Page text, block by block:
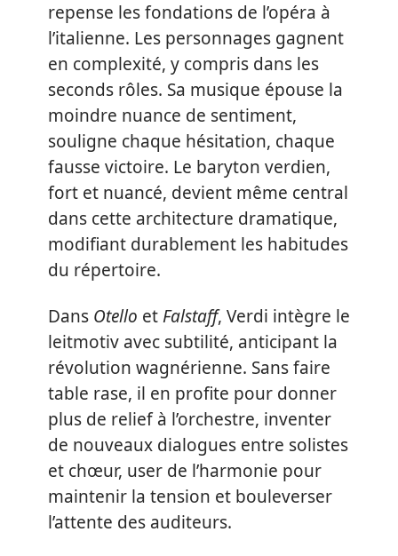
repense les fondations de l’opéra à
l’italienne. Les personnages gagnent
en complexité, y compris dans les
seconds rôles. Sa musique épouse la
moindre nuance de sentiment,
souligne chaque hésitation, chaque
fausse victoire. Le baryton verdien,
fort et nuancé, devient même central
dans cette architecture dramatique,
modifiant durablement les habitudes
du répertoire.
Dans Otello etFalstaff, Verdi intègre le
leitmotiv avec subtilité, anticipant la
révolution wagnérienne. Sans faire
table rase, il en profite pour donner
plus de relief à l’orchestre, inventer
de nouveaux dialogues entre solistes
et chœur, user de l’harmonie pour
maintenir la tension et bouleverser
l’attente des auditeurs.